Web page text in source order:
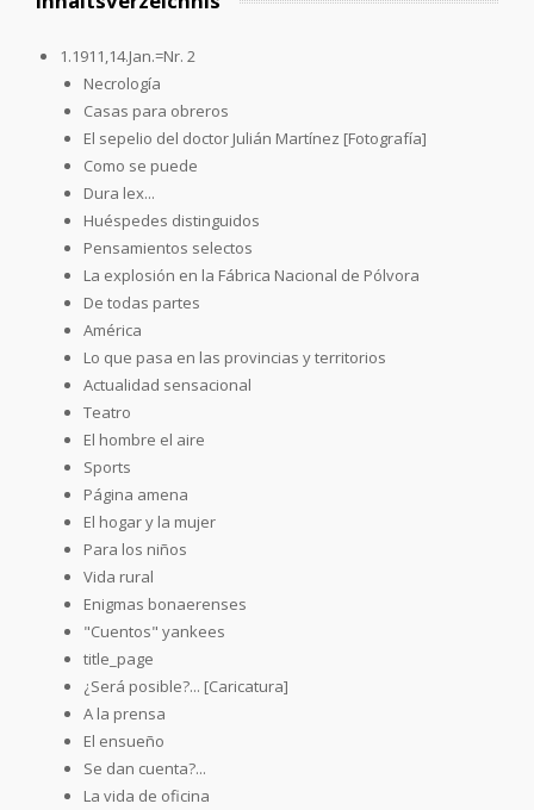
1.1911,14.Jan.=Nr. 2
Necrología
Casas para obreros
El sepelio del doctor Julián Martínez [Fotografía]
Como se puede
Dura lex...
Huéspedes distinguidos
Pensamientos selectos
La explosión en la Fábrica Nacional de Pólvora
De todas partes
América
Lo que pasa en las provincias y territorios
Actualidad sensacional
Teatro
El hombre el aire
Sports
Página amena
El hogar y la mujer
Para los niños
Vida rural
Enigmas bonaerenses
"Cuentos" yankees
title_page
¿Será posible?... [Caricatura]
A la prensa
El ensueño
Se dan cuenta?...
La vida de oficina